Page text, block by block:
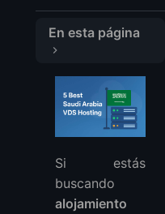
En esta página
Descripción General
Pros
Contras
Veredicto
Si estás
buscando
alojamiento